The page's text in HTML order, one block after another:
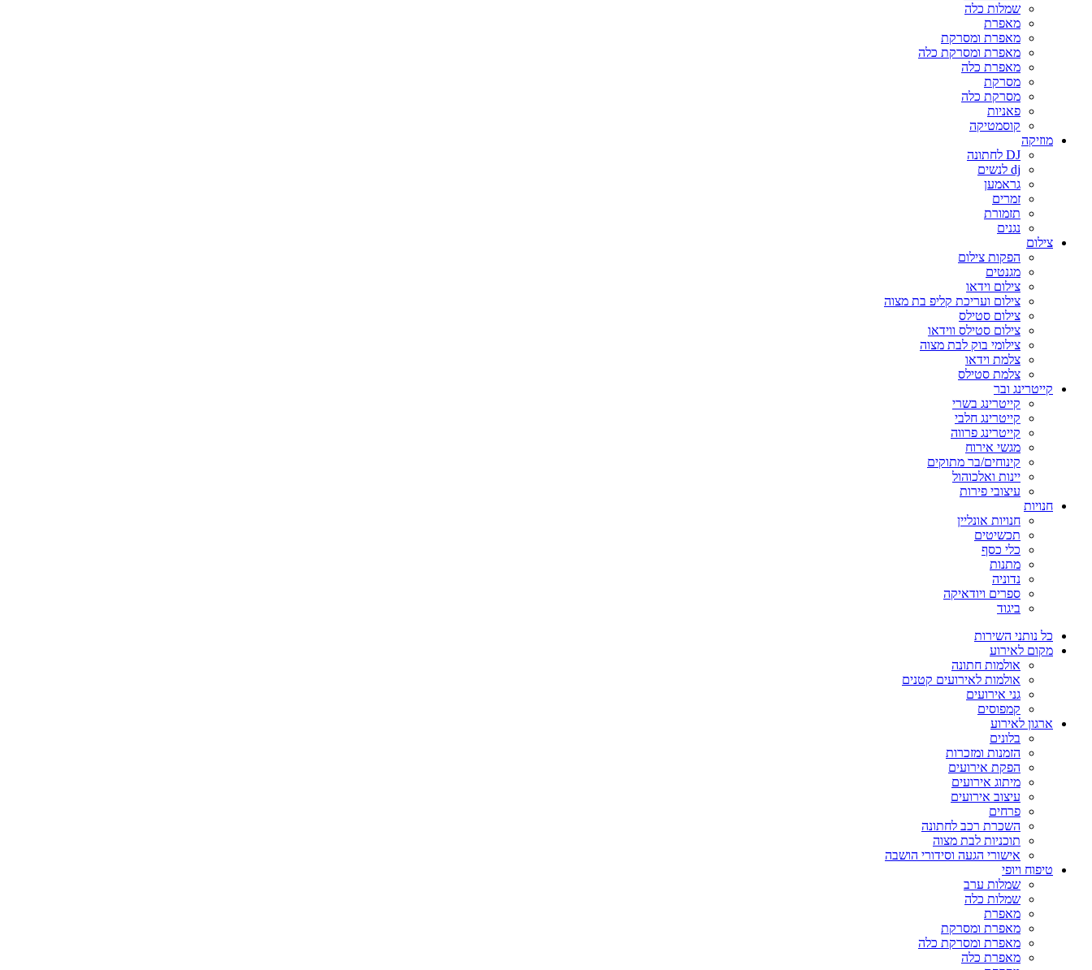
שמלות כלה
מאפרת
מאפרת ומסרקת
מאפרת ומסרקת כלה
מאפרת כלה
מסרקת
מסרקת כלה
פאניות
קוסמטיקה
מוזיקה
DJ לחתונה
dj לנשים
גראמען
זמרים
תזמורת
נגנים
צילום
הפקות צילום
מגנטים
צילום וידאו
צילום ועריכת קליפ בת מצוה
צילום סטילס
צילום סטילס ווידאו
צילומי בוק לבת מצוה
צלמת וידאו
צלמת סטילס
קייטרינג ובר
קייטרינג בשרי
קייטרינג חלבי
קייטרינג פרווה
מגשי אירוח
קינוחים/בר מתוקים
יינות ואלכוהול
עיצובי פירות
חנויות
חנויות אונליין
תכשיטים
כלי כסף
מתנות
נדוניה
ספרים ויודאיקה
ביגוד
כל נותני השירות
מקום לאירוע
אולמות חתונה
אולמות לאירועים קטנים
גני אירועים
קמפוסים
ארגון לאירוע
בלונים
הזמנות ומזכרות
הפקת אירועים
מיתוג אירועים
עיצוב אירועים
פרחים
השכרת רכב לחתונה
תוכניות לבת מצוה
אישורי הגעה וסידורי הושבה
טיפוח ויופי
שמלות ערב
שמלות כלה
מאפרת
מאפרת ומסרקת
מאפרת ומסרקת כלה
מאפרת כלה